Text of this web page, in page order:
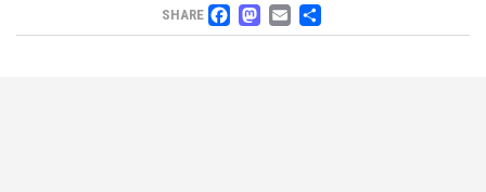
SHARE FACEBOOK
MASTODON
EMAIL
PARTAGER